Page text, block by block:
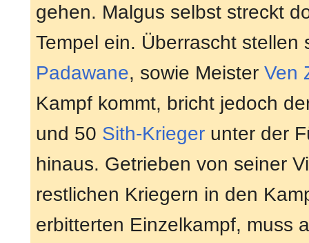
gehen. Malgus selbst streckt
Tempel ein. Überrascht
Padawane, sowie Meister Ven
Kampf kommt, bricht jedoch
und 50 Sith-Krieger unter der
hinaus. Getrieben von seiner
restlichen Kriegern in den
erbitterten Einzelkampf, muss